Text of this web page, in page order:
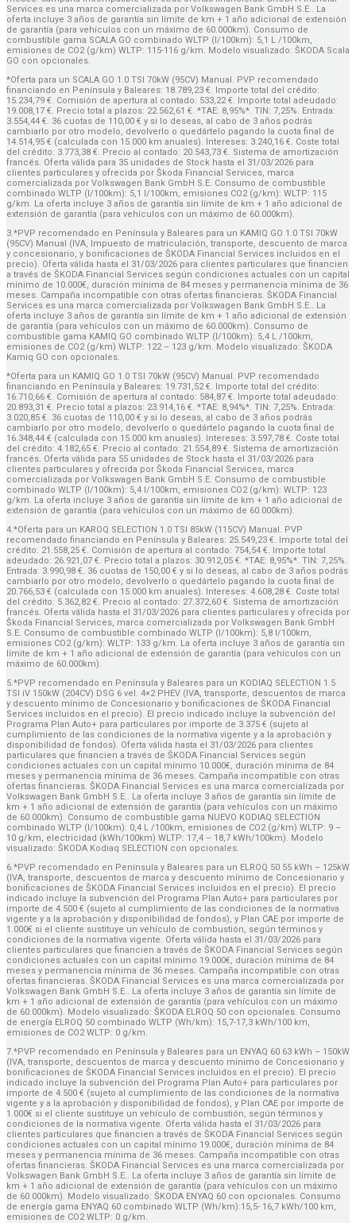
Services es una marca comercializada por Volkswagen Bank GmbH S.E.. La
oferta incluye 3 años de garantía sin límite de km + 1 año adicional de extensión
de garantía (para vehículos con un máximo de 60.000km). Consumo de
combustible gama SCALA GO combinado WLTP (l/100km): 5,1 L /100km,
emisiones de CO2 (g/km) WLTP: 115-116 g/km. Modelo visualizado: ŠKODA Scala
GO con opcionales.
*Oferta para un SCALA GO 1.0 TSI 70kW (95CV) Manual. PVP recomendado
financiando en Península y Baleares: 18.789,23 €. Importe total del crédito:
15.234,79 €. Comisión de apertura al contado: 533,22 €. Importe total adeudado:
19.008,17 €. Precio total a plazos: 22.562,61 €. *TAE: 8,95%*. TIN: 7,25%. Entrada:
3.554,44 €. 36 cuotas de 110,00 € y si lo deseas, al cabo de 3 años podrás
cambiarlo por otro modelo, devolverlo o quedártelo pagando la cuota final de
14.514,95 € (calculada con 15.000 km anuales). Intereses: 3.240,16 €. Coste total
del crédito: 3.773,38 €. Precio al contado: 20.543,73 €. Sistema de amortización
francés. Oferta válida para 35 unidades de Stock hasta el 31/03/2026 para
clientes particulares y ofrecida por Škoda Financial Services, marca
comercializada por Volkswagen Bank GmbH S.E. Consumo de combustible
combinado WLTP (l/100km): 5,1 l/100km, emisiones CO2 (g/km): WLTP: 115
g/km. La oferta incluye 3 años de garantía sin límite de km + 1 año adicional de
extensión de garantía (para vehículos con un máximo de 60.000km).
3.*PVP recomendado en Península y Baleares para un KAMIQ GO 1.0 TSI 70kW
(95CV) Manual (IVA, Impuesto de matriculación, transporte, descuento de marca
y concesionario, y bonificaciones de ŠKODA Financial Services incluidos en el
precio). Oferta válida hasta el 31/03/2026 para clientes particulares que financien
a través de ŠKODA Financial Services según condiciones actuales con un capital
mínimo de 10.000€, duración mínima de 84 meses y permanencia mínima de 36
meses. Campaña incompatible con otras ofertas financieras. ŠKODA Financial
Services es una marca comercializada por Volkswagen Bank GmbH S.E.. La
oferta incluye 3 años de garantía sin límite de km + 1 año adicional de extensión
de garantía (para vehículos con un máximo de 60.000km). Consumo de
combustible gama KAMIQ GO combinado WLTP (l/100km): 5,4 L /100km,
emisiones de CO2 (g/km) WLTP: 122 – 123 g/km. Modelo visualizado: ŠKODA
Kamiq GO con opcionales.
*Oferta para un KAMIQ GO 1.0 TSI 70kW (95CV) Manual. PVP recomendado
financiando en Península y Baleares: 19.731,52 €. Importe total del crédito:
16.710,66 €. Comisión de apertura al contado: 584,87 €. Importe total adeudado:
20.893,31 €. Precio total a plazos: 23.914,16 €. *TAE: 8,94%*. TIN: 7,25%. Entrada:
3.020,85 €. 36 cuotas de 110,00 € y si lo deseas, al cabo de 3 años podrás
cambiarlo por otro modelo, devolverlo o quedártelo pagando la cuota final de
16.348,44 € (calculada con 15.000 km anuales). Intereses: 3.597,78 €. Coste total
del crédito: 4.182,65 €. Precio al contado: 21.554,89 €. Sistema de amortización
francés. Oferta válida para 55 unidades de Stock hasta el 31/03/2026 para
clientes particulares y ofrecida por Škoda Financial Services, marca
comercializada por Volkswagen Bank GmbH S.E. Consumo de combustible
combinado WLTP (l/100km): 5,4 l/100km, emisiones CO2 (g/km): WLTP: 123
g/km. La oferta incluye 3 años de garantía sin límite de km + 1 año adicional de
extensión de garantía (para vehículos con un máximo de 60.000km).
4.*Oferta para un KAROQ SELECTION 1.0 TSI 85kW (115CV) Manual. PVP
recomendado financiando en Península y Baleares: 25.549,23 €. Importe total del
crédito: 21.558,25 €. Comisión de apertura al contado: 754,54 €. Importe total
adeudado: 26.921,07 €. Precio total a plazos: 30.912,05 €. *TAE: 8,95%*. TIN: 7,25%.
Entrada: 3.990,98 €. 36 cuotas de 150,00 € y si lo deseas, al cabo de 3 años podrás
cambiarlo por otro modelo, devolverlo o quedártelo pagando la cuota final de
20.766,53 € (calculada con 15.000 km anuales). Intereses: 4.608,28 €. Coste total
del crédito: 5.362,82 €. Precio al contado: 27.372,60 €. Sistema de amortización
francés. Oferta válida hasta el 31/03/2026 para clientes particulares y ofrecida por
Škoda Financial Services, marca comercializada por Volkswagen Bank GmbH
S.E. Consumo de combustible combinado WLTP (l/100km): 5,8 l/100km,
emisiones CO2 (g/km): WLTP: 133 g/km. La oferta incluye 3 años de garantía sin
límite de km + 1 año adicional de extensión de garantía (para vehículos con un
máximo de 60.000km).
5.*PVP recomendado en Península y Baleares para un KODIAQ SELECTION 1.5
TSI iV 150kW (204CV) DSG 6 vel. 4×2 PHEV (IVA, transporte, descuentos de marca
y descuento mínimo de Concesionario y bonificaciones de ŠKODA Financial
Services incluidos en el precio). El precio indicado incluye la subvención del
Programa Plan Auto+ para particulares por importe de 3.375 € (sujeto al
cumplimiento de las condiciones de la normativa vigente y a la aprobación y
disponibilidad de fondos). Oferta válida hasta el 31/03/2026 para clientes
particulares que financien a través de ŠKODA Financial Services según
condiciones actuales con un capital mínimo 10.000€, duración mínima de 84
meses y permanencia mínima de 36 meses. Campaña incompatible con otras
ofertas financieras. ŠKODA Financial Services es una marca comercializada por
Volkswagen Bank GmbH S.E.. La oferta incluye 3 años de garantía sin límite de
km + 1 año adicional de extensión de garantía (para vehículos con un máximo
de 60.000km). Consumo de combustible gama NUEVO KODIAQ SELECTION
combinado WLTP (l/100km): 0,4 L /100km, emisiones de CO2 (g/km) WLTP: 9 –
10 g/km, electricidad (kWh/100km) WLTP: 17,4 – 18,7 kWh/100km). Modelo
visualizado: ŠKODA Kodiaq SELECTION con opcionales.
6.*PVP recomendado en Península y Baleares para un ELROQ 50 55 kWh – 125kW
(IVA, transporte, descuentos de marca y descuento mínimo de Concesionario y
bonificaciones de ŠKODA Financial Services incluidos en el precio). El precio
indicado incluye la subvención del Programa Plan Auto+ para particulares por
importe de 4.500 € (sujeto al cumplimiento de las condiciones de la normativa
vigente y a la aprobación y disponibilidad de fondos), y Plan CAE por importe de
1.000€ si el cliente sustituye un vehículo de combustión, según términos y
condiciones de la normativa vigente. Oferta válida hasta el 31/03/2026 para
clientes particulares que financien a través de ŠKODA Financial Services según
condiciones actuales con un capital mínimo 19.000€, duración mínima de 84
meses y permanencia mínima de 36 meses. Campaña incompatible con otras
ofertas financieras. ŠKODA Financial Services es una marca comercializada por
Volkswagen Bank GmbH S.E.. La oferta incluye 3 años de garantía sin límite de
km + 1 año adicional de extensión de garantía (para vehículos con un máximo
de 60.000km). Modelo visualizado: ŠKODA ELROQ 50 con opcionales. Consumo
de energía ELROQ 50 combinado WLTP (Wh/km): 15,7-17,3 kWh/100 km,
emisiones de CO2 WLTP: 0 g/km.
7.*PVP recomendado en Península y Baleares para un ENYAQ 60 63 kWh – 150kW
(IVA, transporte, descuentos de marca y descuento mínimo de Concesionario y
bonificaciones de ŠKODA Financial Services incluidos en el precio). El precio
indicado incluye la subvención del Programa Plan Auto+ para particulares por
importe de 4.500 € (sujeto al cumplimiento de las condiciones de la normativa
vigente y a la aprobación y disponibilidad de fondos), y Plan CAE por importe de
1.000€ si el cliente sustituye un vehículo de combustión, según términos y
condiciones de la normativa vigente. Oferta válida hasta el 31/03/2026 para
clientes particulares que financien a través de ŠKODA Financial Services según
condiciones actuales con un capital mínimo 19.000€, duración mínima de 84
meses y permanencia mínima de 36 meses. Campaña incompatible con otras
ofertas financieras. ŠKODA Financial Services es una marca comercializada por
Volkswagen Bank GmbH S.E.. La oferta incluye 3 años de garantía sin límite de
km + 1 año adicional de extensión de garantía (para vehículos con un máximo
de 60.000km). Modelo visualizado: ŠKODA ENYAQ 60 con opcionales. Consumo
de energía gama ENYAQ 60 combinado WLTP (Wh/km):15,5- 16,7 kWh/100 km,
emisiones de CO2 WLTP: 0 g/km.